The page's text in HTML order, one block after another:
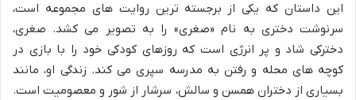
این داستان که یکی از برجسته ترین روایت های مجموعه است،
سرنوشت دختری به نام «صغری» را به تصویر می کشد. صغری،
دخترکی شاد و پر انرژی است که روزهای کودکی خود را با بازی در
کوچه های محله و رفتن به مدرسه سپری می کند. زندگی او، مانند
بسیاری از دختران همسن و سالش، سرشار از شور و معصومیت است.